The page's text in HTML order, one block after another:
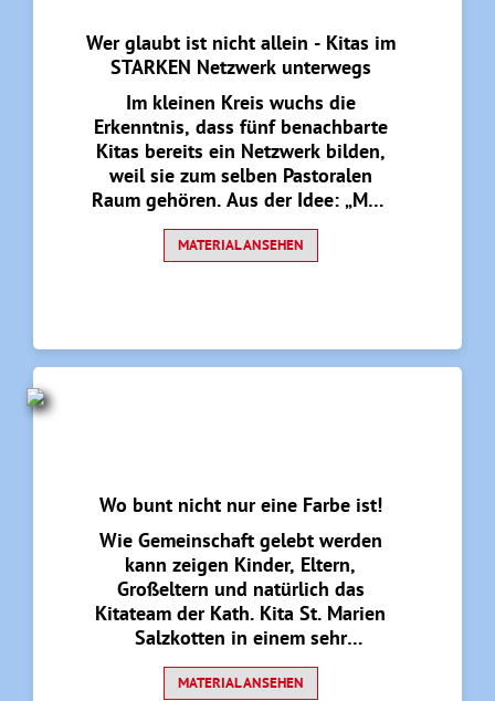
Wer glaubt ist nicht allein - Kitas im
STARKEN Netzwerk unterwegs
Im kleinen Kreis wuchs die
Erkenntnis, dass fünf benachbarte
Kitas bereits ein Netzwerk bilden,
weil sie zum selben Pastoralen
Raum gehören. Aus der Idee: „Man
könnte mal etwas zusammen tun“
entstand eine inspirierende
Bredenborn, Steinheim und
Nieheim weitergetragen wird. Was
MATERIAL ANSEHEN
Wo bunt nicht nur eine Farbe ist!
Wie Gemeinschaft gelebt werden
kann zeigen Kinder, Eltern,
Großeltern und natürlich das
Kitateam der Kath. Kita St. Marien
Salzkotten in einem sehr
partizipativ angelegten, alle Sinne
einbeziehenden und durch die
MATERIAL ANSEHEN